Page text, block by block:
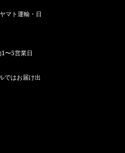
マト運輸・日
〜5営業日
ではお届け出